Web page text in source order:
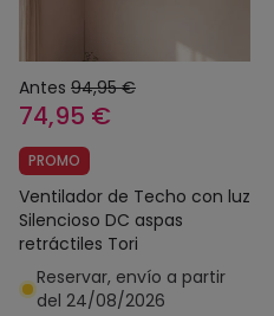
Antes 94,95 €
74,95 €
PROMO
Ventilador de Techo con luz
Silencioso DC aspas
retráctiles Tori
Reservar, envío a partir
del 24/08/2026